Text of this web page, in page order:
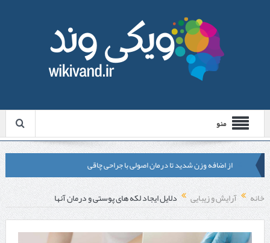
منو
از اضافه وزن شدید تا درمان اصولی با جراحی چاقی
لیزر موهای زائد شاتی یا رولی؟ مقایسه لیزرهای واقعی با شبه‌ لیزر در
مشهد
قبل از تماس با تعمیرکار ماشین ظرفشویی وستینگهاوس این موارد را
خانه آرایش و زیبایی دلایل ایجاد لکه های پوستی و درمان آنها